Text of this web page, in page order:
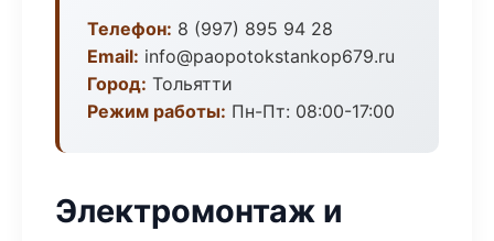
Телефон: 8 (997) 895 94 28
Email: info@paopotokstankop679.ru
Город: Тольятти
Режим работы: Пн-Пт: 08:00-17:00
Электромонтаж и